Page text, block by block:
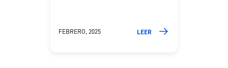
FEBRERO, 2025 LEER